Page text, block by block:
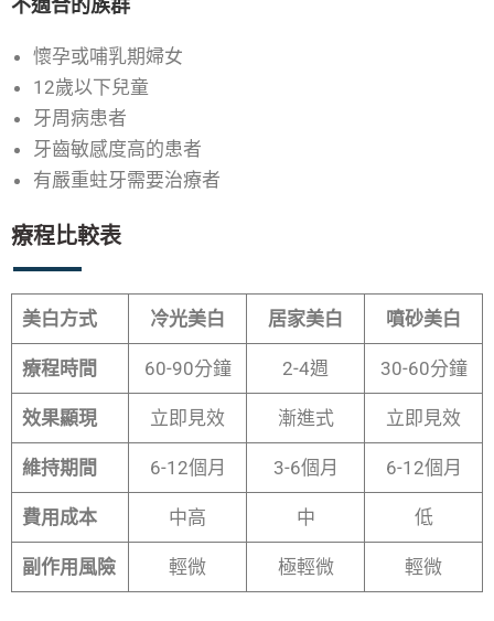
不適合的族群
懷孕或哺乳期婦女
12歲以下兒童
牙周病患者
牙齒敏感度高的患者
有嚴重蛀牙需要治療者
療程比較表
美白方式 冷光美白 居家美白 噴砂美白
療程時間 60-90分鐘 2-4週 30-60分鐘
效果顯現 立即見效 漸進式 立即見效
維持期間 6-12個月 3-6個月 6-12個月
費用成本 中高 中 低
副作用風險 輕微 極輕微 輕微